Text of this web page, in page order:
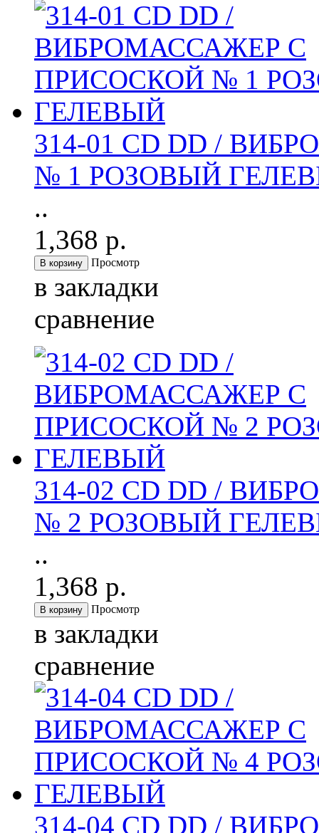
314-01 CD DD /
№ 1 РОЗОВЫЙ
..
1,368 р.
Просмотр
в закладки
сравнение
314-02 CD DD /
№ 2 РОЗОВЫЙ
..
1,368 р.
Просмотр
в закладки
сравнение
314-04 CD DD /